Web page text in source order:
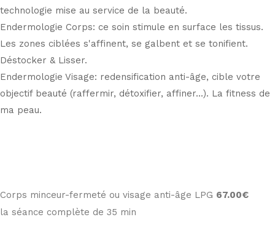
technologie mise au service de la beauté.
Endermologie Corps: ce soin stimule en surface les tissus.
Les zones ciblées s'affinent, se galbent et se tonifient.
Déstocker & Lisser.
Endermologie Visage: redensification anti-âge, cible votre
objectif beauté (raffermir, détoxifier, affiner...). La fitness de
ma peau.
Corps minceur-fermeté ou visage anti-âge LPG 67.00€
la séance complète de 35 min